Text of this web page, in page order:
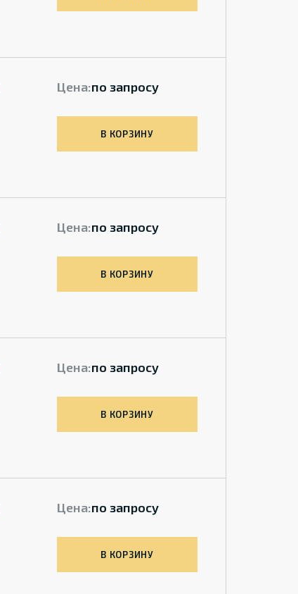
Цена:по запросу
В КОРЗИНУ
Цена:по запросу
В КОРЗИНУ
Цена:по запросу
В КОРЗИНУ
Цена:по запросу
В КОРЗИНУ